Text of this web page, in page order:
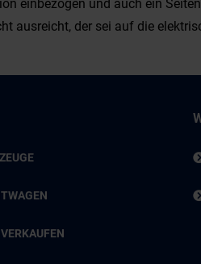
einbezogen und auch ein
ausreicht, der sei auf die